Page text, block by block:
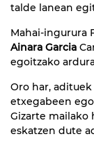
talde lanean
Mahai-ingurura
Ainara Garcia
egoitzako
Oro har,
etxegabeen
Gizarte mailako
eskatzen dute